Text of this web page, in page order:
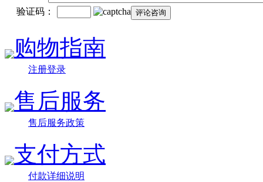
验证码：
购物指南
注册登录
售后服务
售后服务政策
支付方式
付款详细说明